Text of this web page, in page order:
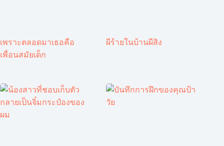
เพราะตลอดมาเธอคือ
เพื่อนสมัยเด็ก
ผีร้ายในบ้านผีสิง